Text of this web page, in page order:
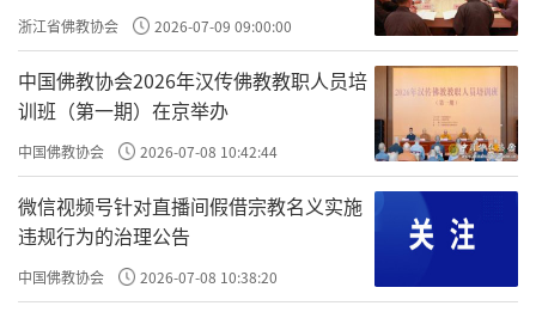
浙江省佛教协会 2026-07-09 09:00:00
中国佛教协会2026年汉传佛教教职人员培
训班（第一期）在京举办
中国佛教协会 2026-07-08 10:42:44
微信视频号针对直播间假借宗教名义实施
违规行为的治理公告
中国佛教协会 2026-07-08 10:38:20